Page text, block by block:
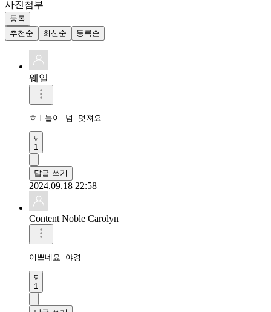
사진첨부
등록
추천순
최신순 등록순
웨일
ㅎㅏ늘이 넘 멋져요
1
답글 쓰기
2024.09.18 22:58
Content Noble Carolyn
이쁘네요 야경
1